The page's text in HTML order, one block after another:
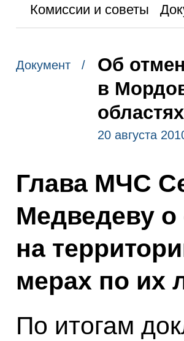
Комиссии и советы
Документ /
Об
в
областях
20 августа
Глава МЧС
Медведеву о
на
мерах по их
По итогам